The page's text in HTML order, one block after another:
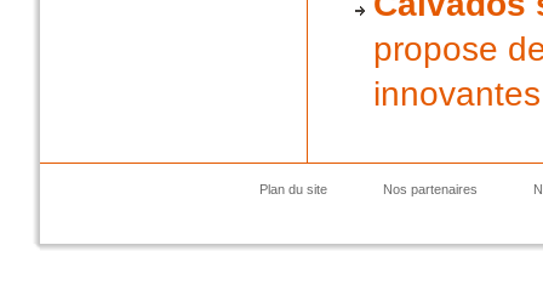
propose
Plan du site Nos partenaires